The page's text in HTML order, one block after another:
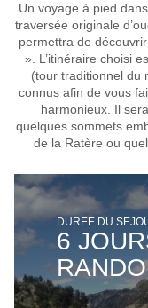
Un voyage à pied
traversée originale
permettra de
». L’itinéraire choisi
(tour traditionnel du
connus afin de vous
harmonieux. Il
quelques sommets
de la Ratère ou
DURÉE DU
6